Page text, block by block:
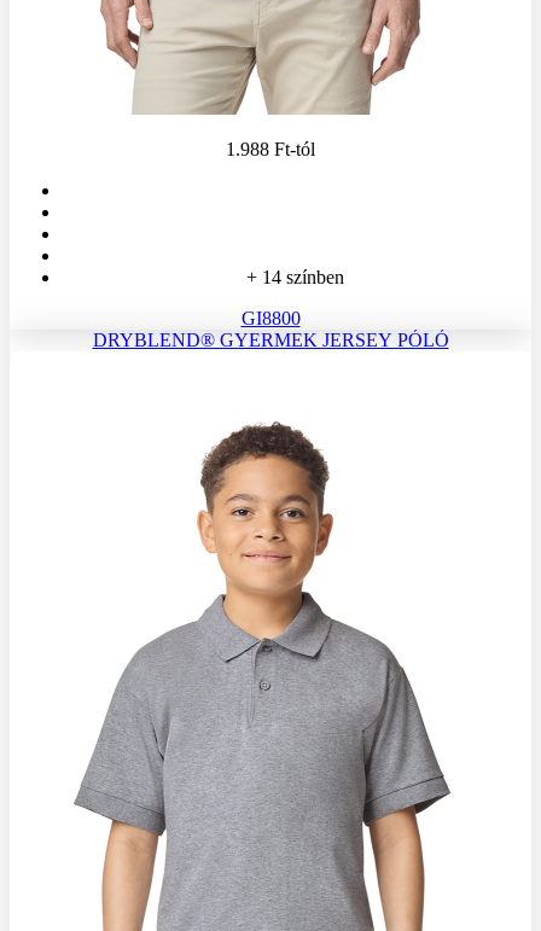
1.988 Ft-tól
+ 14 színben
GI8800
DRYBLEND® GYERMEK JERSEY PÓLÓ